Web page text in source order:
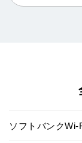
ソフトバンクWi-